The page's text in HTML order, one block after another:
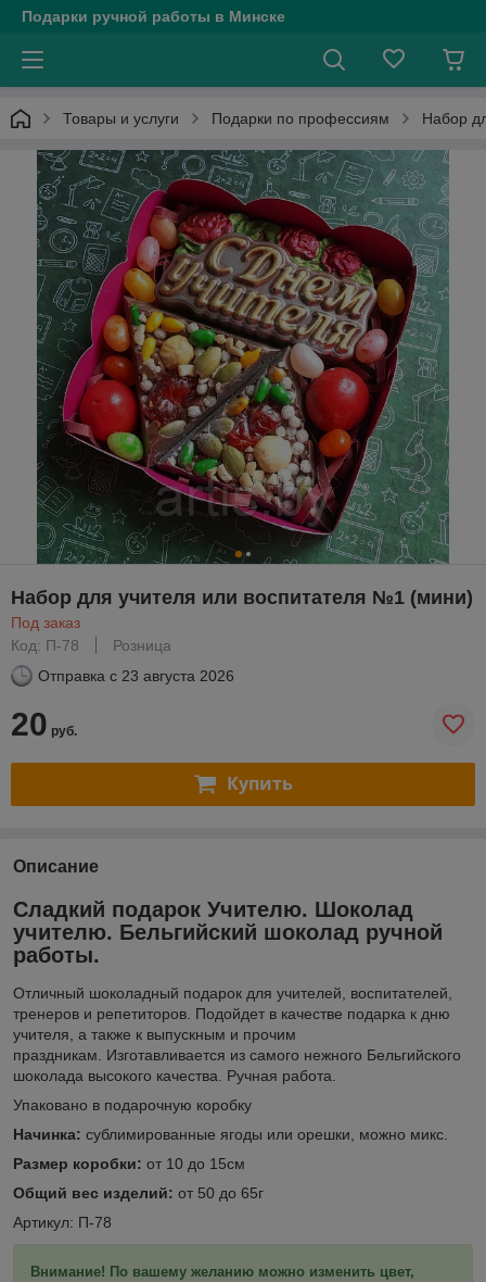
Подарки ручной работы в Минске
Товары и услуги Подарки по профессиям Набор
Набор для учителя или воспитателя №1 (мини)
Под заказ
Код: П-78
Розница
Отправка с 23 августа 2026
20 руб.
Купить
Описание
Сладкий подарок Учителю. Шоколад
учителю. Бельгийский шоколад ручной
работы.
Отличный шоколадный подарок для учителей, воспитателей,
тренеров и репетиторов. Подойдет в качестве подарка к дню
учителя, а также к выпускным и прочим
праздникам. Изготавливается из самого нежного Бельгийского
шоколада высокого качества. Ручная работа.
Упаковано в подарочную коробку
Начинка: сублимированные ягоды или орешки, можно микс.
Размер коробки: от 10 до 15см
Общий вес изделий: от 50 до 65г
Артикул: П-78
Внимание! По вашему желанию можно изменить цвет,